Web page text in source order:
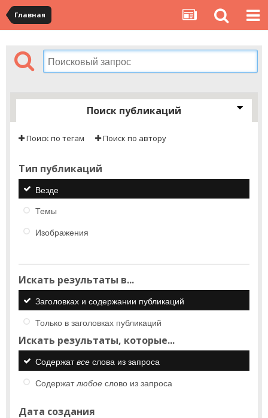
Главная
Поиск публикаций
Поиск по тегам Поиск по автору
Тип публикаций
Везде
Темы
Изображения
Искать результаты в...
Заголовках и содержании публикаций
Только в заголовках публикаций
Искать результаты, которые...
Содержатвсе слова из запроса
Содержатлюбое слово из запроса
Дата создания